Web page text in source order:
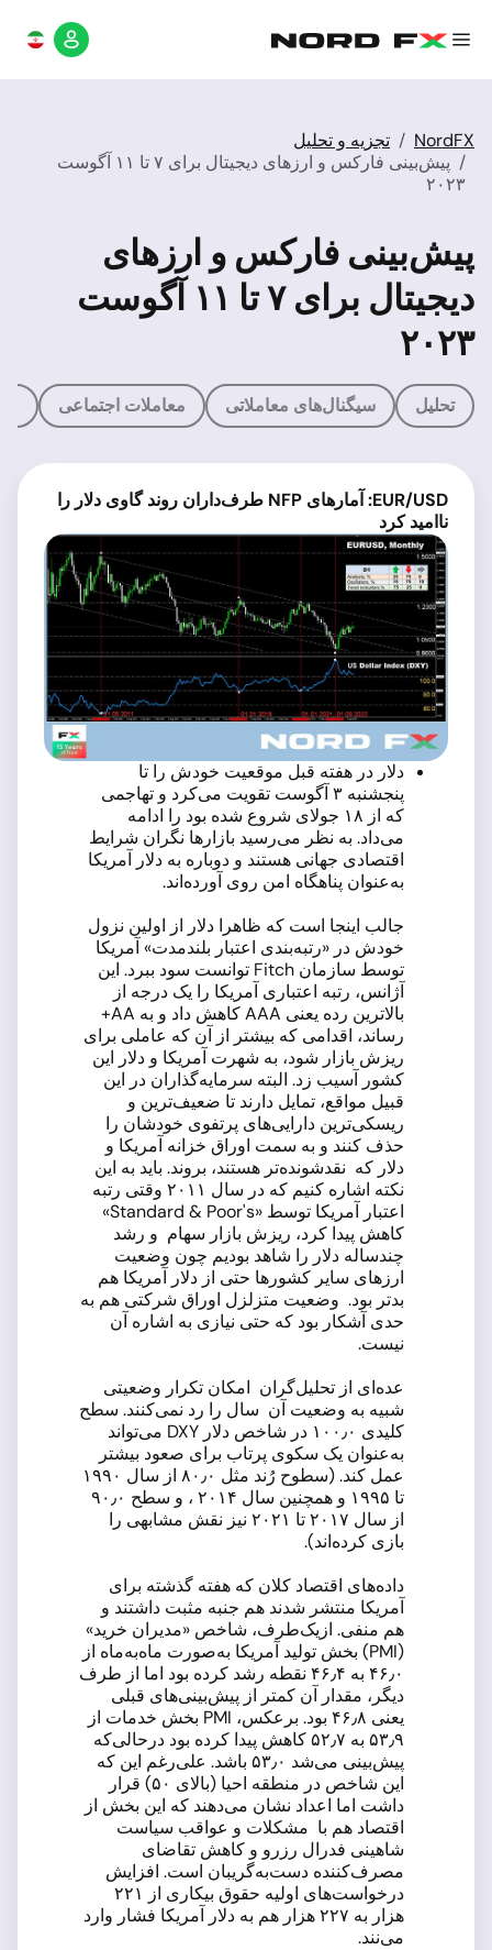
NordFX
تجزیه و تحلیل
پیش‌بینی فارکس و ارزهای دیجیتال برای ۷ تا ۱۱ آگوست
۲۰۲۳
پیش‌بینی فارکس و ارزهای
دیجیتال برای ۷ تا ۱۱ آگوست
۲۰۲۳
تحلیل سیگنال‌های معاملاتی معاملات اجتماعی
EUR/USD: آمارهای NFP طرف‌داران روند گاوی دلار را
ناامید کرد
دلار در هفته قبل موقعیت خودش را تا
پنجشنبه ۳ آگوست تقویت می‌کرد و تهاجمی
که از ۱۸ جولای شروع شده بود را ادامه
می‌داد. به نظر می‌رسید بازارها نگران شرایط
اقتصادی جهانی هستند و دوباره به دلار آمریکا
به‌عنوان پناهگاه امن روی آورده‌اند.
جالب اینجا است که ظاهرا دلار از اولین نزول
خودش در «رتبه‌بندی اعتبار بلندمدت» آمریکا
توسط سازمان Fitch توانست سود ببرد. این
آژانس، رتبه اعتباری آمریکا را یک درجه از
بالاترین رده یعنی AAA کاهش داد و به AA+
رساند، اقدامی که بیشتر از آن که عاملی برای
ریزش بازار شود، به شهرت آمریکا و دلار این
کشور آسیب زد. البته سرمایه‌گذاران در این
قبیل مواقع، تمایل دارند تا ضعیف‌ترین و
ریسکی‌ترین دارایی‌های پرتفوی خودشان را
حذف کنند و به سمت اوراق خزانه آمریکا و
دلار که نقدشونده‌تر هستند، بروند. باید به این
نکته اشاره کنیم که در سال ۲۰۱۱ وقتی رتبه
اعتبار آمریکا توسط «Standard & Poor's»
کاهش پیدا کرد، ریزش بازار سهام و رشد
چندساله دلار را شاهد بودیم چون وضعیت
ارزهای سایر کشورها حتی از دلار آمریکا هم
بدتر بود. وضعیت متزلزل اوراق شرکتی هم به
حدی آشکار بود که حتی نیازی به اشاره آن
نیست.
عده‌ای از تحلیل‌گران امکان تکرار وضعیتی
شبیه به وضعیت آن سال را رد نمی‌کنند. سطح
کلیدی ۱۰۰٫۰ در شاخص دلار DXY می‌تواند
به‌عنوان یک سکوی پرتاب برای صعود بیشتر
عمل کند. (سطوح رُند مثل ۸۰٫۰ از سال ۱۹۹۰
تا ۱۹۹۵ و همچنین سال ۲۰۱۴ ، و سطح ۹۰٫۰
از سال ۲۰۱۷ تا ۲۰۲۱ نیز نقش مشابهی را
بازی کرده‌اند).
داده‌های اقتصاد کلان که هفته گذشته برای
آمریکا منتشر شدند هم جنبه مثبت داشتند و
هم منفی. ازیک‌طرف، شاخص «مدیران خرید»
(PMI) بخش تولید آمریکا به‌صورت ماه‌به‌ماه از
۴۶٫۰ به ۴۶٫۴ نقطه رشد کرده بود اما از طرف
دیگر، مقدار آن کمتر از پیش‌بینی‌های قبلی
یعنی ۴۶٫۸ بود. برعکس، PMI بخش خدمات از
۵۳٫۹ به ۵۲٫۷ کاهش پیدا کرده بود درحالی‌که
پیش‌بینی می‌شد ۵۳٫۰ باشد. علی‌رغم این که
این شاخص در منطقه احیا (بالای ۵۰) قرار
داشت اما اعداد نشان می‌دهند که این بخش از
اقتصاد هم با مشکلات و عواقب سیاست
شاهینی فدرال رزرو و کاهش تقاضای
مصرف‌کننده دست‌به‌گریبان است. افزایش
درخواست‌های اولیه حقوق بیکاری از ۲۲۱
هزار به ۲۲۷ هزار هم به دلار آمریکا فشار وارد
می‌نند.